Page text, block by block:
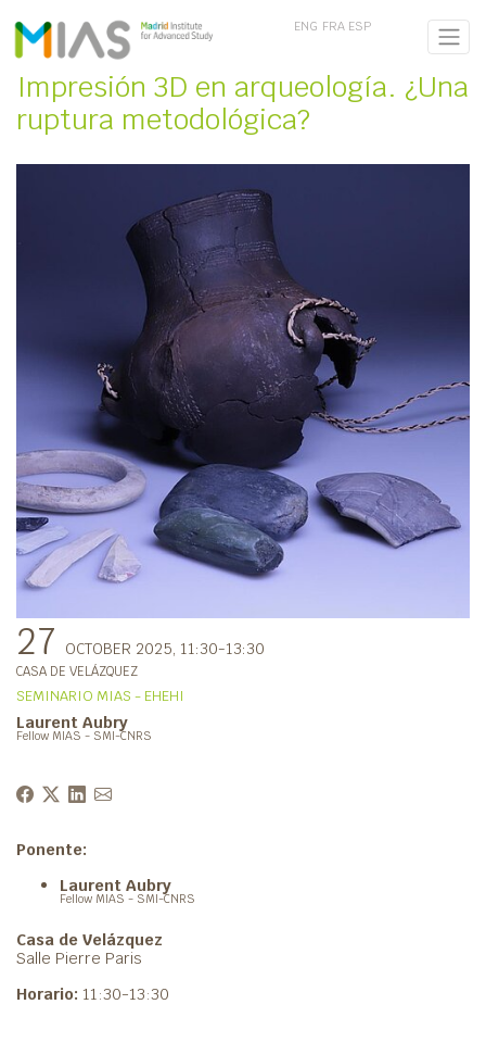
ENG FRA ESP
Impresión 3D en arqueología. ¿Una
ruptura metodológica?
27 OCTOBER 2025 , 11:30-13:30
CASA DE VELÁZQUEZ
SEMINARIO MIAS - EHEHI
Laurent Aubry
Fellow MIAS - SMI-CNRS
Ponente:
Laurent Aubry
Fellow MIAS - SMI-CNRS
Casa de Velázquez
Salle Pierre Paris
Horario: 11:30-13:30